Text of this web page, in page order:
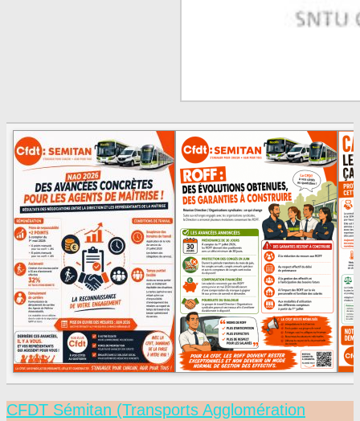
CFDT Sémitan (Transports Agglomération